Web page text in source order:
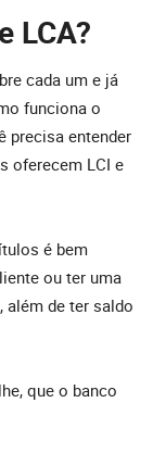
LCA?
cada um e já
funciona o
precisa entender
oferecem LCI e
é bem
ou ter uma
de ter saldo
que o banco